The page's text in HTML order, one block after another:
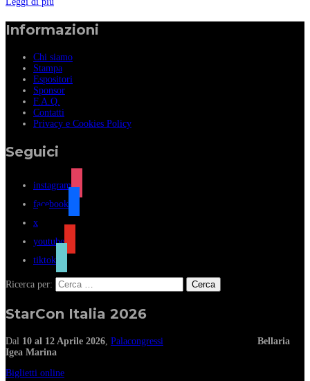
Informazioni
Chi siamo
Stampa
Espositori
Sponsor
F.A.Q.
Contatti
Privacy e Cookies Policy
Seguici
instagram
facebook
x
youtube
tiktok
Ricerca per:
StarCon Italia 2026
Dal 10 al 12 Aprile 2026 Palacongressi
Bellaria
Igea Marina
Biglietti online